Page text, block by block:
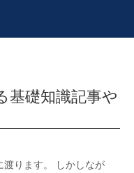
礎知識記事や
渡ります。 しかしなが